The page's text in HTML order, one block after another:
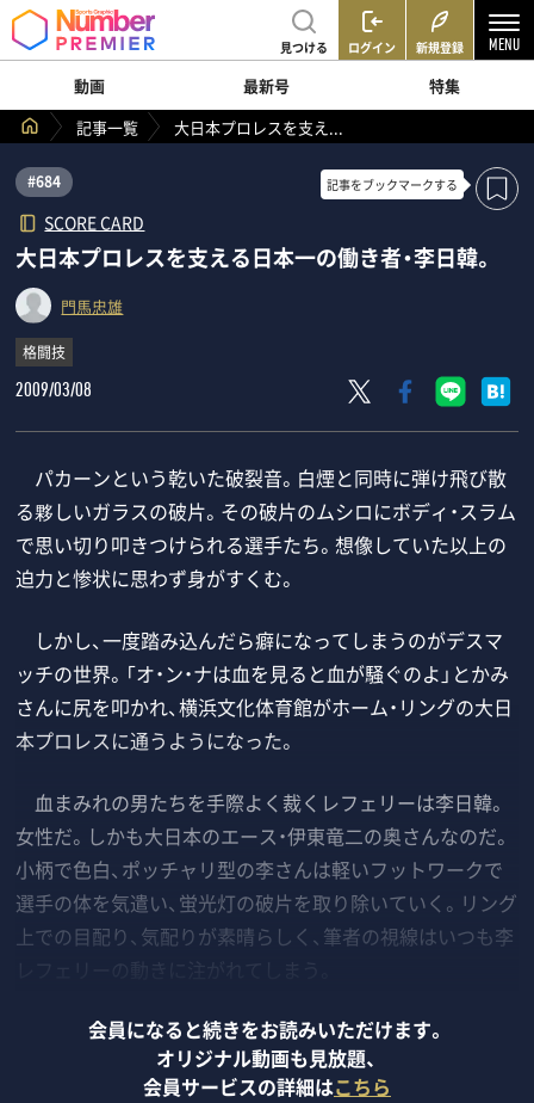
見つける ログイン 新規登録
動画 最新号
特集
記事一覧
大日本プロレスを支え...
#684
SCORE CARD
記事をブックマークする
大日本プロレスを支える日本一の働き者・李日韓。
門馬忠雄
格闘技
2009/03/08
パカーンという乾いた破裂音。白煙と同時に弾け飛び散
る夥しいガラスの破片。その破片のムシロにボディ・スラム
で思い切り叩きつけられる選手たち。想像していた以上の
迫力と惨状に思わず身がすくむ。
しかし、一度踏み込んだら癖になってしまうのがデスマ
ッチの世界。「オ・ン・ナは血を見ると血が騒ぐのよ」とかみ
さんに尻を叩かれ、横浜文化体育館がホーム・リングの大日
本プロレスに通うようになった。
血まみれの男たちを手際よく裁くレフェリーは李日韓。
女性だ。しかも大日本のエース・伊東竜二の奥さんなのだ。
小柄で色白、ポッチャリ型の李さんは軽いフットワークで
選手の体を気遣い、蛍光灯の破片を取り除いていく。リング
上での目配り、気配りが素晴らしく、筆者の視線はいつも李
会員になると続きをお読みいただけます。
オリジナル動画も見放題、
会員サービスの詳細はこちら